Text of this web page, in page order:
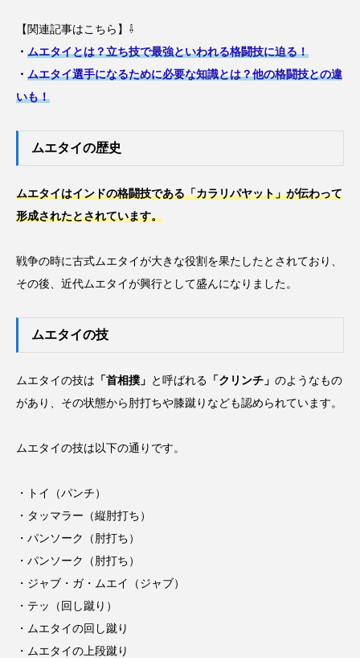
【関連記事はこちら】⇩
・ ムエタイとは？立ち技で最強といわれる格闘技に迫る！
・ ムエタイ選手になるために必要な知識とは？他の格闘技との違
いも！
ムエタイの歴史
ムエタイはインドの格闘技である「カラリパヤット」が伝わって
形成されたとされています。
戦争の時に古式ムエタイが大きな役割を果たしたとされており、
その後、近代ムエタイが興行として盛んになりました。
ムエタイの技
ムエタイの技は 「首相撲」 と呼ばれる 「クリンチ」 のようなもの
があり、その状態から肘打ちや膝蹴りなども認められています。
ムエタイの技は以下の通りです。
・トイ（パンチ）
・タッマラー（縦肘打ち）
・パンソーク（肘打ち）
・パンソーク（肘打ち）
・ジャブ・ガ・ムエイ（ジャブ）
・テッ（回し蹴り）
・ムエタイの回し蹴り
・ムエタイの上段蹴り